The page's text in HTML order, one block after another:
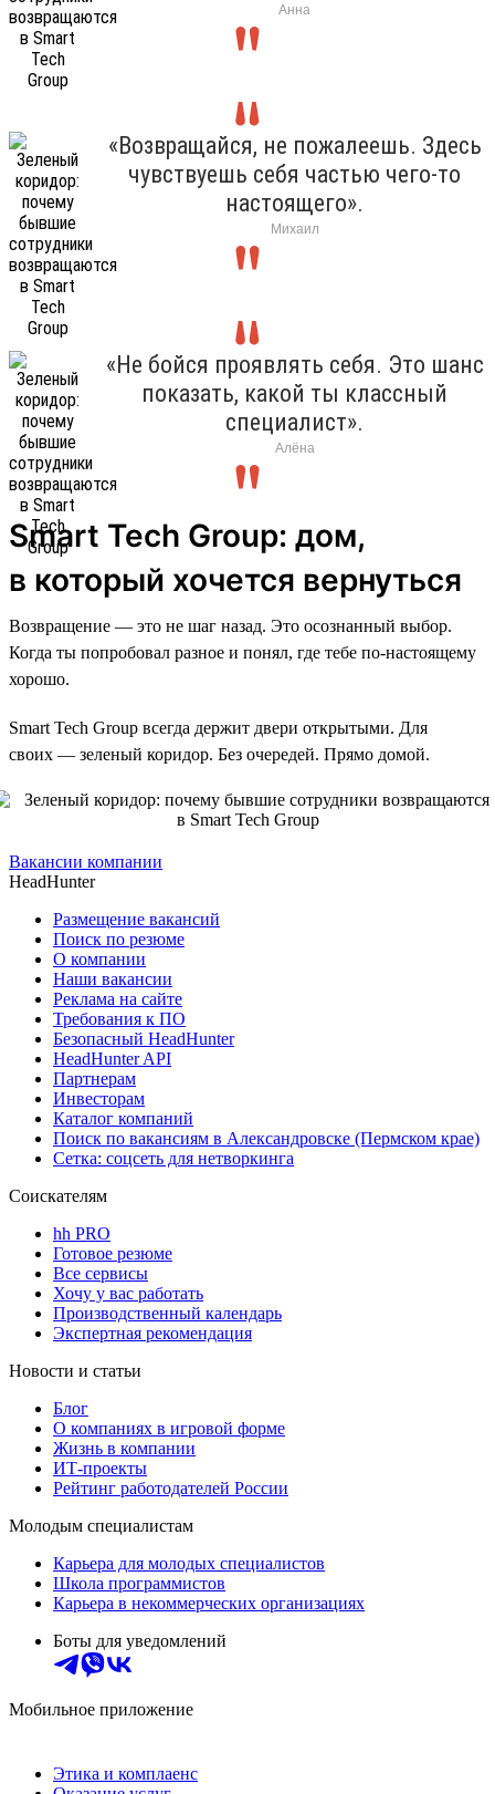
Анна
«Возвращайся, не пожалеешь. Здесь
чувствуешь себя частью чего-то
настоящего».
Михаил
«Не бойся проявлять себя. Это шанс
показать, какой ты классный
специалист».
Алёна
Smart Tech Group: дом,
в который хочется вернуться
Возвращение — это не шаг назад. Это осознанный выбор.
Когда ты попробовал разное и понял, где тебе по-настоящему
хорошо.
Smart Tech Group всегда держит двери открытыми. Для
своих — зеленый коридор. Без очередей. Прямо домой.
Вакансии компании
HeadHunter
Размещение вакансий
Поиск по резюме
О компании
Наши вакансии
Реклама на сайте
Требования к ПО
Безопасный HeadHunter
HeadHunter API
Партнерам
Инвесторам
Каталог компаний
Поиск по вакансиям в Александровске (Пермском крае)
Сетка: соцсеть для нетворкинга
Соискателям
hh PRO
Готовое резюме
Все сервисы
Хочу у вас работать
Производственный календарь
Экспертная рекомендация
Новости и статьи
Блог
О компаниях в игровой форме
Жизнь в компании
ИТ-проекты
Рейтинг работодателей России
Молодым специалистам
Карьера для молодых специалистов
Школа программистов
Карьера в некоммерческих организациях
Боты для уведомлений
Мобильное приложение
Этика и комплаенс